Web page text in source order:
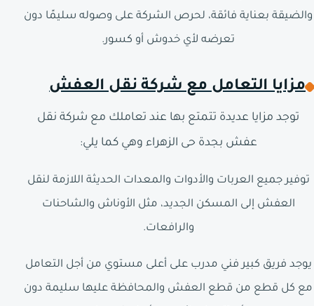
والضيقة بعناية فائقة، لحرص الشركة على وصوله سليمًا دون
تعرضه لأي خدوش أو كسور.
مزايا التعامل مع شركة نقل العفش
توجد مزايا عديدة تتمتع بها عند تعاملك مع شركة نقل
عفش بجدة حى الزهراء وهي كما يلي:
توفير جميع العربات والأدوات والمعدات الحديثة اللازمة لنقل
العفش إلى المسكن الجديد، مثل الأوناش والشاحنات
والرافعات.
يوجد فريق كبير فني مدرب على أعلى مستوي من أجل التعامل
مع كل قطع من قطع العفش والمحافظة عليها سليمة دون